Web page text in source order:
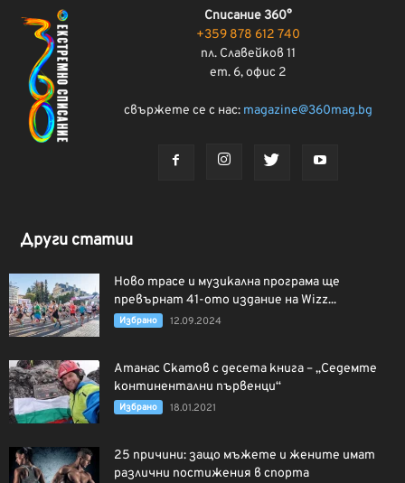
Списание 360°
+359 878 612 740
пл. Славейков 11
ет. 6, офис 2
свържете се с нас: magazine@360mag.bg
Други статии
Ново трасе и музикална програма ще
превърнат 41-ото издание на Wizz...
Избрано 12.09.2024
Атанас Скатов с десета книга – „Седемте
континентални първенци“
Избрано 18.01.2021
25 причини: защо мъжете и жените имат
различни постижения в спорта